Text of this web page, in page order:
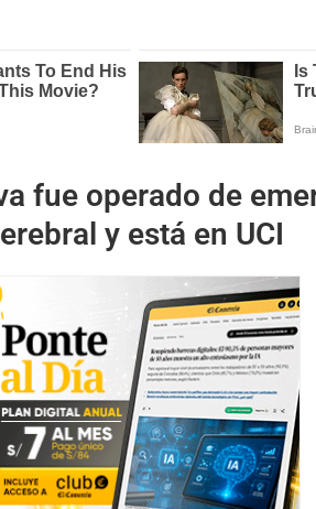
fue operado de
y está en UCI